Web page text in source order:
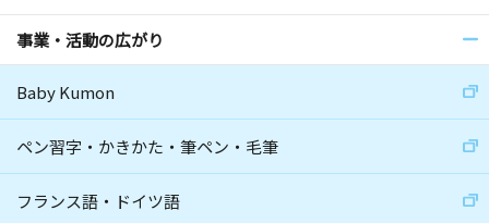
事業・活動の広がり
Baby Kumon
ペン習字・かきかた・筆ペン・毛筆
フランス語・ドイツ語